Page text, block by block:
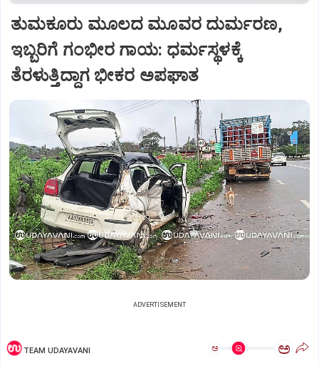
ತುಮಕೂರು ಮೂಲದ ಮೂವರ ದುರ್ಮರಣ,
ಇಬ್ಬರಿಗೆ ಗಂಭೀರ ಗಾಯ: ಧರ್ಮಸ್ಥಳಕ್ಕೆ
ತೆರಳುತ್ತಿದ್ದಾಗ ಭೀಕರ ಅಪಘಾತ
ADVERTISEMENT
TEAM UDAYAVANI ಅ ಅ